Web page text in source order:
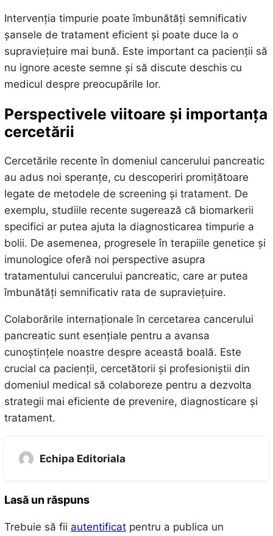
Intervenția timpurie poate îmbunătăți semnificativ
șansele de tratament eficient și poate duce la o
supraviețuire mai bună. Este important ca pacienții să
nu ignore aceste semne și să discute deschis cu
medicul despre preocupările lor.
Perspectivele viitoare și importanța
cercetării
Cercetările recente în domeniul cancerului pancreatic
au adus noi speranțe, cu descoperiri promițătoare
legate de metodele de screening și tratament. De
exemplu, studiile recente sugerează că biomarkerii
specifici ar putea ajuta la diagnosticarea timpurie a
bolii. De asemenea, progresele în terapiile genetice și
imunologice oferă noi perspective asupra
tratamentului cancerului pancreatic, care ar putea
îmbunătăți semnificativ rata de supraviețuire.
Colaborările internaționale în cercetarea cancerului
pancreatic sunt esențiale pentru a avansa
cunoștințele noastre despre această boală. Este
crucial ca pacienții, cercetătorii și profesioniștii din
domeniul medical să colaboreze pentru a dezvolta
strategii mai eficiente de prevenire, diagnosticare și
tratament.
Echipa Editoriala
Lasă un răspuns
Trebuie să fii autentificatpentru a publica un